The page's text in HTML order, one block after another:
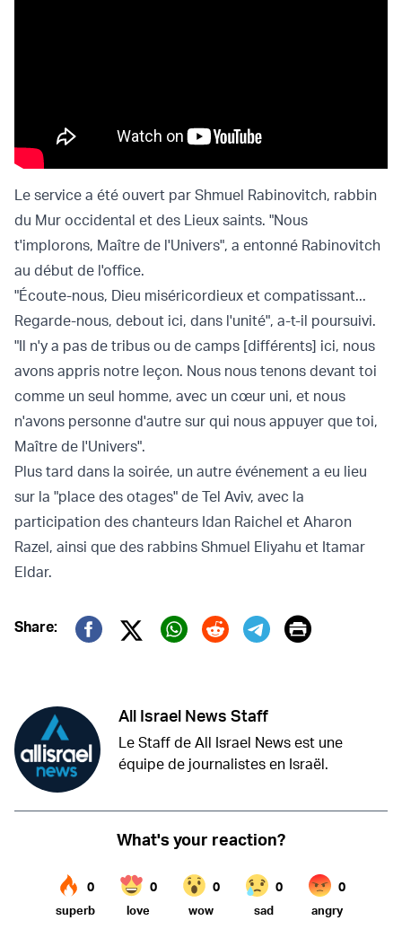
Le service a été ouvert par Shmuel Rabinovitch, rabbin
du Mur occidental et des Lieux saints. "Nous
t'implorons, Maître de l'Univers", a entonné Rabinovitch
au début de l'office.
"Écoute-nous, Dieu miséricordieux et compatissant...
Regarde-nous, debout ici, dans l'unité", a-t-il poursuivi.
"Il n'y a pas de tribus ou de camps [différents] ici, nous
avons appris notre leçon. Nous nous tenons devant toi
comme un seul homme, avec un cœur uni, et nous
n'avons personne d'autre sur qui nous appuyer que toi,
Maître de l'Univers".
Plus tard dans la soirée, un autre événement a eu lieu
sur la "place des otages" de Tel Aviv, avec la
participation des chanteurs Idan Raichel et Aharon
Razel, ainsi que des rabbins Shmuel Eliyahu et Itamar
Eldar.
Share:
Twitter (X)
Print
All Israel News Staff
Le Staff de All Israel News est une
équipe de journalistes en Israël.